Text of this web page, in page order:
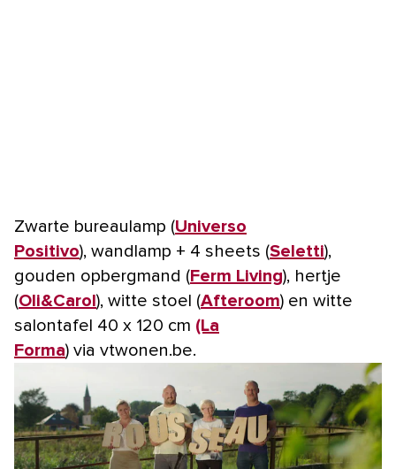
Zwarte bureaulamp (Universo
Positivo), wandlamp + 4 sheets (Seletti),
gouden opbergmand (Ferm Living), hertje
(Oli&Carol ), witte stoel (Afteroom) en witte
salontafel 40 x 120 cm (La
Forma) via vtwonen.be.